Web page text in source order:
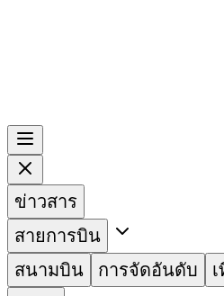
ข่าวสาร
สายการบิน
สนามบิน
การจัดอันดับ